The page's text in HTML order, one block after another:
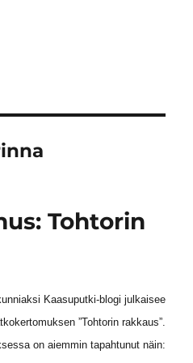
Tohtorin
Kaasuputki-blogi julkaisee
”Tohtorin rakkaus”.
on aiemmin tapahtunut näin: